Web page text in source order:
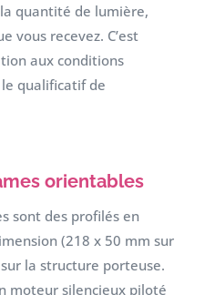
quantité de lumière,
vous recevez. C’est
aux conditions
qualificatif de
orientables
sont des profilés en
(218 x 50 mm sur
la structure porteuse.
moteur silencieux piloté